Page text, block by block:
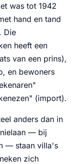
was tot 1942
hand en tand
Die
heeft een
van een prins),
en bewoners
(import).
anders dan in
— bij
— staan villa's
zich